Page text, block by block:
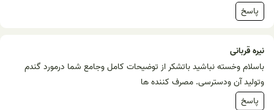
پاسخ
نیره قربانی
باسلام وخسته نباشید باتشکر از توضیحات کامل وجامع شما درمورد گندم
وتولید آن ودسترسی. مصرف کننده ها
پاسخ